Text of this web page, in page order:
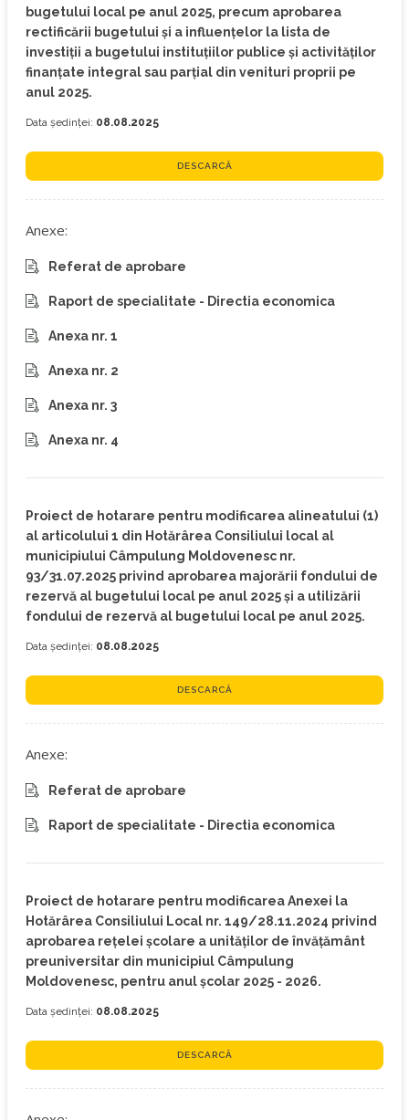
bugetului local pe anul 2025, precum aprobarea
rectificării bugetului și a influențelor la lista de
investiții a bugetului instituţiilor publice şi activităţilor
finanţate integral sau parţial din venituri proprii pe
anul 2025.
Data ședinței: 08.08.2025
DESCARCĂ
Anexe:
Referat de aprobare
Raport de specialitate - Directia economica
Anexa nr. 1
Anexa nr. 2
Anexa nr. 3
Anexa nr. 4
Proiect de hotarare pentru modificarea alineatului (1)
al articolului 1 din Hotărârea Consiliului local al
municipiului Câmpulung Moldovenesc nr.
93/31.07.2025 privind aprobarea majorării fondului de
rezervă al bugetului local pe anul 2025 și a utilizării
fondului de rezervă al bugetului local pe anul 2025.
Data ședinței: 08.08.2025
DESCARCĂ
Anexe:
Referat de aprobare
Raport de specialitate - Directia economica
Proiect de hotarare pentru modificarea Anexei la
Hotărârea Consiliului Local nr. 149/28.11.2024 privind
aprobarea reţelei şcolare a unităţilor de învăţământ
preuniversitar din municipiul Câmpulung
Moldovenesc, pentru anul şcolar 2025 - 2026.
Data ședinței: 08.08.2025
DESCARCĂ